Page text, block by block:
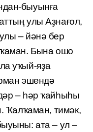
быуынға
улы Аҙнағол,
– йәнә бер
Бына ошо
уҡый-яҙа
эшендә
– һәр ҡайһыһы
Ҡалҡаман, тимәк,
ата – ул –